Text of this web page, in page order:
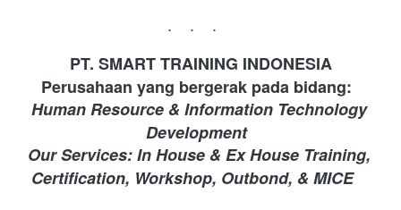
...
PT. SMART TRAINING INDONESIA
Perusahaan yang bergerak pada bidang:
Human Resource & Information Technology
Development
Our Services: In House & Ex House Training,
Certification, Workshop, Outbond, & MICE